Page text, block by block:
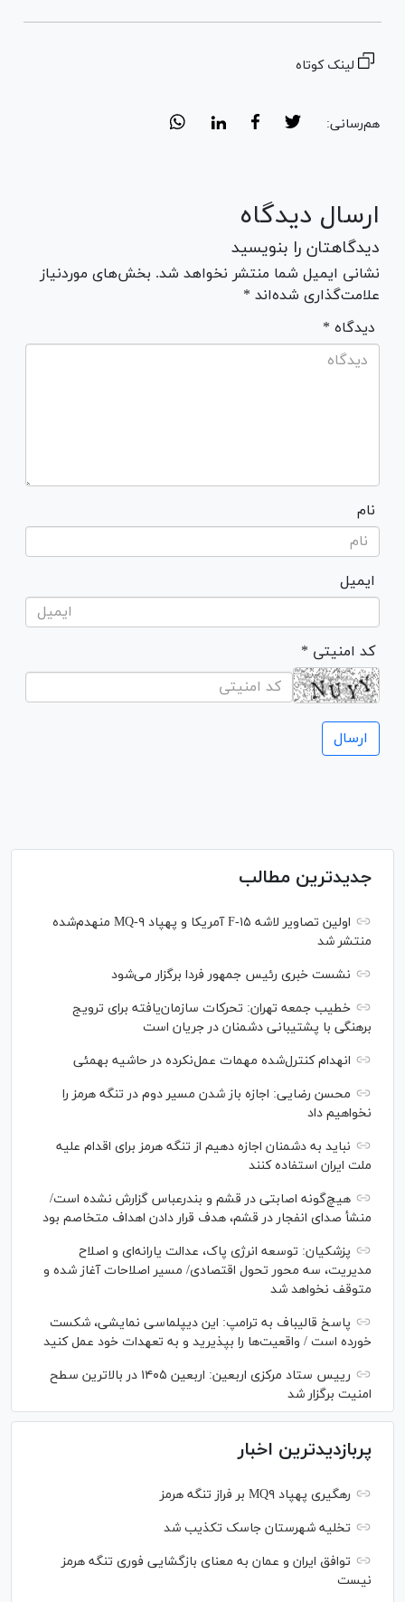
لینک کوتاه
هم‌رسانی:
ارسال دیدگاه
دیدگاهتان را بنویسید
نشانی ایمیل شما منتشر نخواهد شد. بخش‌های موردنیاز
علامت‌گذاری شده‌اند *
* دیدگاه
نام
ایمیل
* کد امنیتی
جدیدترین مطالب
اولین تصاویر لاشه F-۱۵ آمریکا و پهپاد MQ-۹ منهدم‌شده
منتشر شد
نشست خبری رئیس‌ جمهور فردا برگزار می‌شود
خطیب جمعه تهران: تحرکات سازمان‌یافته برای ترویج
برهنگی با پشتیبانی دشمنان در جریان است
انهدام کنترل‌شده مهمات عمل‌نکرده در حاشیه بهمئی
محسن رضایی: اجازه باز شدن مسیر دوم در تنگه هرمز را
نخواهیم داد
نباید به دشمنان اجازه دهیم از تنگه هرمز برای اقدام علیه
ملت ایران استفاده کنند
هیچ‌گونه اصابتی در قشم و بندرعباس گزارش نشده است/
منشأ صدای انفجار در قشم، هدف قرار دادن اهداف متخاصم بود
پزشکیان: توسعه انرژی پاک، عدالت یارانه‌ای و اصلاح
مدیریت، سه محور تحول اقتصادی/ مسیر اصلاحات آغاز شده و
متوقف نخواهد شد
پاسخ قالیباف به ترامپ: این دیپلماسی نمایشی، شکست
خورده است / واقعیت‌ها را بپذیرید و به تعهدات خود عمل کنید
رییس ستاد مرکزی اربعین: اربعین ۱۴۰۵ در بالاترین سطح
امنیت برگزار شد
پربازدیدترین اخبار
رهگیری پهپاد MQ۹ بر فراز تنگه هرمز
تخلیه شهرستان جاسک تکذیب شد
توافق ایران و عمان به معنای بازگشایی فوری تنگه هرمز
نیست